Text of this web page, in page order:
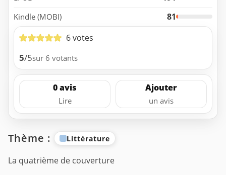
Kindle (MOBI)
81
6 votes
5/5sur 6 votants
0 avis
Lire
Ajouter
un avis
Thème : Littérature
La quatrième de couverture